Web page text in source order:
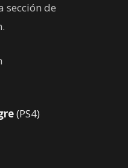
sección de
(PS4)